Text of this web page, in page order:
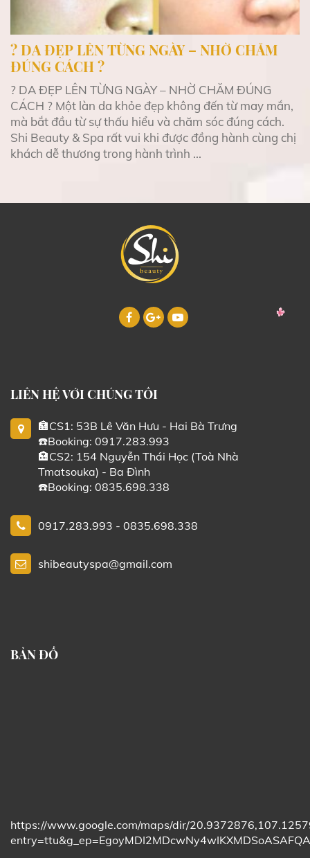
? DA ĐẸP LÊN TỪNG NGÀY – NHỜ CHĂM
ĐÚNG CÁCH ?
? DA ĐẸP LÊN TỪNG NGÀY – NHỜ CHĂM ĐÚNG
CÁCH ? Một làn da khỏe đẹp không đến từ may mắn,
mà bắt đầu từ sự thấu hiểu và chăm sóc đúng cách.
Shi Beauty & Spa rất vui khi được đồng hành cùng chị
khách dễ thương trong hành trình ...
LIÊN HỆ VỚI CHÚNG TÔI
🏣CS1: 53B Lê Văn Hưu - Hai Bà Trưng
☎️Booking: 0917.283.993
🏣CS2: 154 Nguyễn Thái Học (Toà Nhà
Tmatsouka) - Ba Đình
☎️Booking: 0835.698.338
0917.283.993 - 0835.698.338
shibeautyspa@gmail.com
BẢN ĐỒ
https://www.google.com/maps/dir/